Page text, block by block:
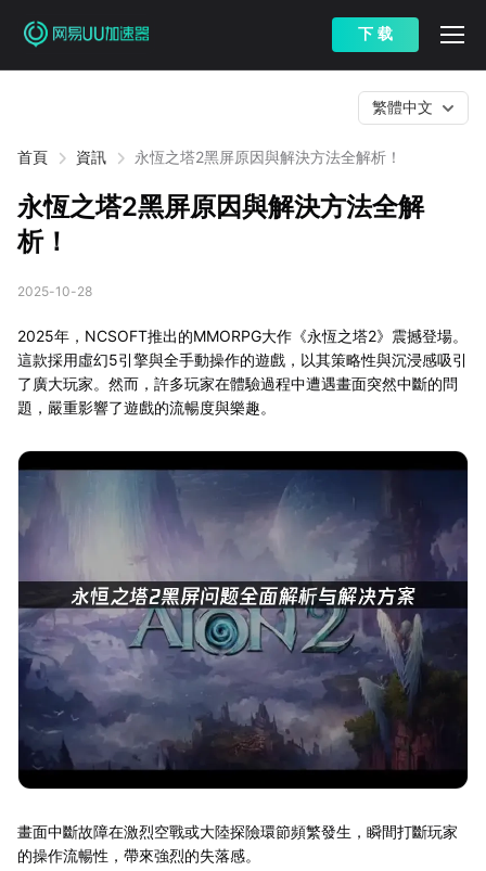
下 载
首頁 資訊 永恆之塔2黑屏原因與解決方法全解析！
繁體中文
永恆之塔2黑屏原因與解決方法全解
析！
2025-10-28
2025年，NCSOFT推出的MMORPG大作《永恆之塔2》震撼登場。
這款採用虛幻5引擎與全手動操作的遊戲，以其策略性與沉浸感吸引
了廣大玩家。然而，許多玩家在體驗過程中遭遇畫面突然中斷的問
題，嚴重影響了遊戲的流暢度與樂趣。
畫面中斷故障在激烈空戰或大陸探險環節頻繁發生，瞬間打斷玩家
的操作流暢性，帶來強烈的失落感。